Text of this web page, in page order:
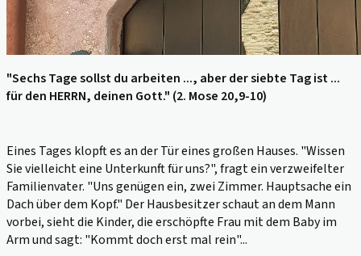
"Sechs Tage sollst du arbeiten ..., aber der siebte Tag ist ...
für den HERRN, deinen Gott." (2. Mose 20,9-10)
Eines Tages klopft es an der Tür eines großen Hauses. "Wissen
Sie vielleicht eine Unterkunft für uns?", fragt ein verzweifelter
Familienvater. "Uns genügen ein, zwei Zimmer. Hauptsache ein
Dach über dem Kopf." Der Hausbesitzer schaut an dem Mann
vorbei, sieht die Kinder, die erschöpfte Frau mit dem Baby im
Arm und sagt: "Kommt doch erst mal rein"...